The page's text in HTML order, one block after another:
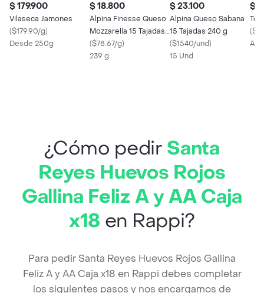
$ 179.900
Vilaseca Jamones
($179.90/g)
Desde 250g
$ 18.800
Alpina Finesse Queso
Mozzarella 15 Tajadas
239 g
($78.67/g)
239 g
$ 23.100
Alpina Queso Sabana
15 Tajadas 240 g
($1540/und)
15 Und
$
(
¿Cómo pedir Santa
Reyes Huevos Rojos
Gallina Feliz A y AA Caja
x18 en Rappi?
Para pedir Santa Reyes Huevos Rojos Gallina
Feliz A y AA Caja x18 en Rappi debes completar
los siguientes pasos y nos encargamos de